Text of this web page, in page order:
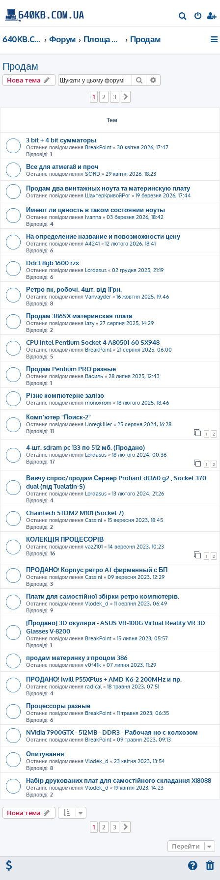
о
640KB.COM.UA Форум Площа Ринок Продам
Продам
Нова тема Пошук
1 2 3
Тем
3 bit + 4 bit сумматоры
Останнє повідомлення BreakPoint « 30 квітня 2026, 17:47
Відповіді: 1
Все для атмега8 и проч
Останнє повідомлення SORD « 29 квітня 2026, 18:23
Продам два винтажных ноута та материнскую плату
Останнє повідомлення ШахтерКривойРог « 19 березня 2026, 17:44
Имеют ли ценость в таком состоянии ноуты
Останнє повідомлення Ivanna « 03 березня 2026, 18:42
Відповіді: 4
На определение название и повозможности цену
Останнє повідомлення A4241 « 12 лютого 2026, 18:41
Відповіді: 6
Ddr3 8gb 1600 rzx
Останнє повідомлення Lordasus « 02 грудня 2025, 21:19
Відповіді: 6
Ретро пк, робочі. 4шт. від 1Грн.
Останнє повідомлення Vanvayder « 16 жовтня 2025, 19:46
Відповіді: 8
Продам 386SX материнская плата
Останнє повідомлення lazy« 27 серпня 2025, 14:29
Відповіді: 2
CPU Intel Pentium Socket 4 A80501-60 SX948
Останнє повідомлення BreakPoint « 21 серпня 2025, 06:00
Відповіді: 5
Продам Pentium PRO разные
Останнє повідомлення Василь « 28 липня 2025, 12:43
Відповіді: 1
Різне компютерне залізо
Останнє повідомлення monoxrom « 18 лютого 2025, 18:46
Комп’ютер "Поиск-2"
Останнє повідомлення Unregkiller « 25 серпня 2024, 16:28
Відповіді: 11 1 2
4-шт. sdram pc 133 по 512 мб. (Продано)
Останнє повідомлення Lordasus « 18 лютого 2024, 00:36
Відповіді: 17 1 2
Вивчу спрос/продам Сервер Proliant dl360 g2 , Socket 370
dual (під Tualatin-S)
Останнє повідомлення Lordasus « 13 лютого 2024, 21:26
Відповіді: 4
Chaintech 5TDM2 M101 (Socket 7)
Останнє повідомлення Cassini « 15 вересня 2023, 18:45
Відповіді: 2
КОЛЕКЦІЯ ПРОЦЕСОРІВ
Останнє повідомлення vaz2101 « 14 вересня 2023, 10:23
Відповіді: 16 1 2
ПРОДАНО! Корпус ретро AT фирменный с БП
Останнє повідомлення Cassini « 09 вересня 2023, 12:29
Відповіді: 3
Плати для самостійної збірки ретро компютерів.
Останнє повідомлення Vlodek_d « 11 серпня 2023, 06:49
Відповіді: 9
[Продано] 3D окуляри - ASUS VR-100G Virtual Reality VR 3D
Glasses V-8200
Останнє повідомлення BreakPoint « 15 липня 2023, 05:57
Відповіді: 1
продам материнку з процом 386
Останнє повідомлення v0f41k « 07 липня 2023, 11:29
ПРОДАНО! Iwill P55XPlus + AMD K6-2 200MHz и пр.
Останнє повідомлення radical« 18 травня 2023, 07:51
Відповіді: 4
Процессоры разные
Останнє повідомлення BreakPoint « 11 травня 2023, 06:35
Відповіді: 6
NVidia 7900GTX - 512MB - DDR3 - Рабочая но с колхозом
Останнє повідомлення BreakPoint « 09 травня 2023, 09:13
Опитування .
Останнє повідомлення Vlodek_d « 23 квітня 2023, 13:54
Відповіді: 8
Набір друкованих плат для самостійного складання Xi8088
Останнє повідомлення Vlodek_d « 19 квітня 2023, 14:23
Відповіді: 2
Нова тема
1
2 3
Перейти